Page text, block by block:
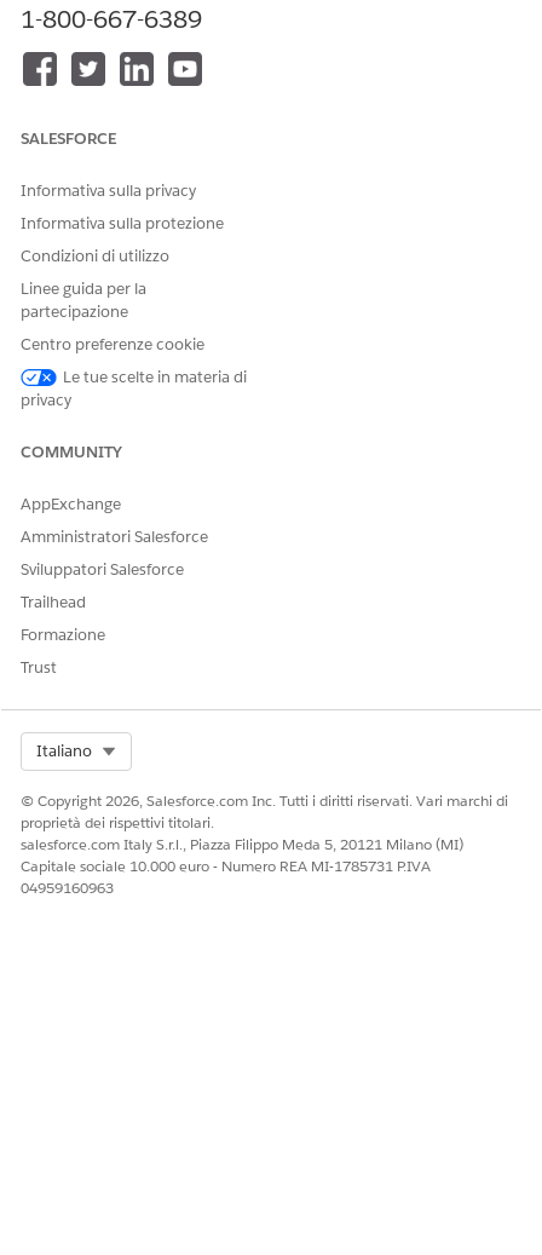
Da Imposta, immettere
casella Ricerca veloce, quindi selezionare
Accanto al record predefinito, fare clic su
Impostare l'orario di ufficio per ogni giorno lavorativo.
Per indicare un giorno non lavorativo, lasciare vuoti i
campi dell'ora iniziale e finale del giorno.
I piani di azione considerano qualsiasi giorno con
qualsiasi quantità di tempo lavorativo come un giorno
lavorativo completo per il calcolo dei giorni non
lavorativi saltati.
Salva le modifiche.
Impostare i giorni festivi per tutta la società.
veloce, quindi selezionare
Aggiungere i dettagli della vacanza.
Non selezionare Vacanza ricorrente. I piani di azione
non considerano i giorni festivi ricorrenti quando
calcolano le date di completamento delle operazioni.
Salva le modifiche.
VEDERE ANCHE:
Guida di Salesforce: Impostazione dell'orario di ufficio
QUESTO ARTICOLO HA RISOLTO IL PROBLEMA?
1-800-667-6389
SALESFORCE
Informativa sulla privacy
Informativa sulla protezione
Condizioni di utilizzo
Linee guida per la
partecipazione
Centro preferenze cookie
Le tue scelte in materia di
privacy
COMMUNITY
AppExchange
Amministratori Salesforce
Sviluppatori Salesforce
Trailhead
Formazione
Trust
Italiano
© Copyright 2026, Salesforce.com Inc. Tutti i diritti riservati. Vari marchi di
proprietà dei rispettivi titolari.
salesforce.com Italy S.r.l., Piazza Filippo Meda 5, 20121 Milano (MI)
Capitale sociale 10.000 euro - Numero REA MI-1785731 P.IVA
04959160963